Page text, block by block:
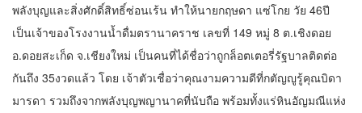
พลังบุญและสิ่งศักดิ์สิทธิ์ซ่อนเร้น ทำให้นายกฤษดา แซ่โกย วัย 46ปี
เป็นเจ้าของโรงงานน้ำดื่มตรานาคราช เลขที่ 149 หมู่ 8 ต.เชิงดอย
อ.ดอยสะเก็ด จ.เชียงใหม่ เป็นคนที่ได้ชื่อว่าถูกล็อตเตอรี่รัฐบาลติดต่อ
กันถึง 35งวดแล้ว โดย เจ้าตัวเชื่อว่าคุณงามความดีที่กตัญญูรู้คุณบิดา
มารดา รวมถึงจากพลังบุญพญานาคที่นับถือ พร้อมทั้งแร่หินอัญมณีแห่ง